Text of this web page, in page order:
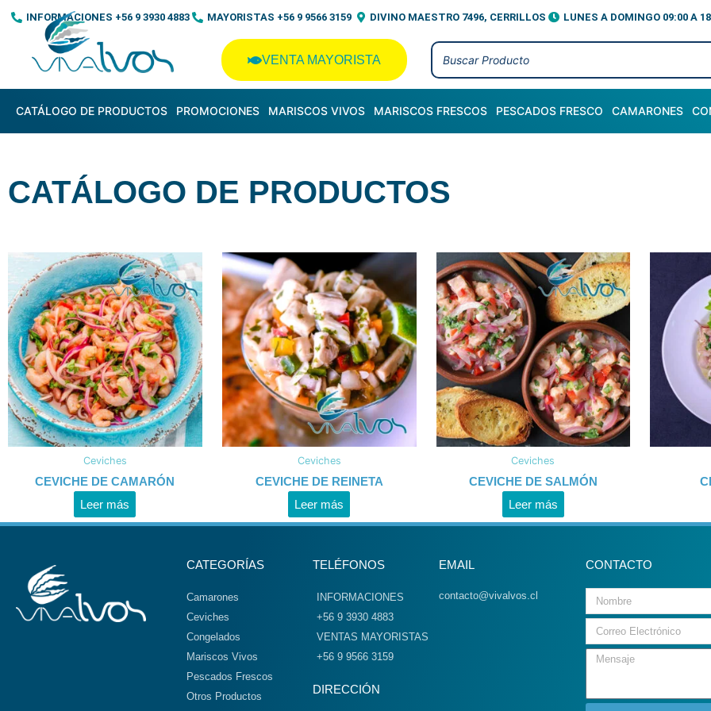
contenido
INFORMACIONES +56 9 3930 4883 MAYORISTAS +56 9 9566 3159 DIVINO MAESTRO 7496, CERRILLOS LUNES A DOMINGO 09:00 A
VENTA MAYORISTA
CATÁLOGO DE PRODUCTOS PROMOCIONES MARISCOS VIVOS MARISCOS FRESCOS PESCADOS FRESCO CAMARONES
CATÁLOGO DE PRODUCTOS
Ceviches
CEVICHE DE CAMARÓN
Leer más
Ceviches
CEVICHE DE REINETA
Leer más
Ceviches
CEVICHE DE SALMÓN
Leer más
CATEGORÍAS
Camarones
Ceviches
Congelados
Mariscos Vivos
Pescados Frescos
Otros Productos
TELÉFONOS
INFORMACIONES
+56 9 3930 4883
VENTAS MAYORISTAS
+56 9 9566 3159
DIRECCIÓN
EMAIL
contacto@vivalvos.cl
CONTACTO
Email